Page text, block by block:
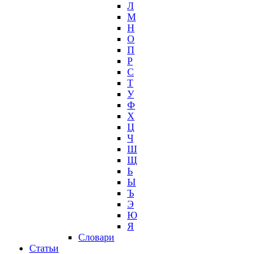
Л
М
Н
О
П
Р
С
Т
У
Ф
Х
Ц
Ч
Ш
Щ
Ь
Ы
Ъ
Э
Ю
Я
Cловари
Статьи